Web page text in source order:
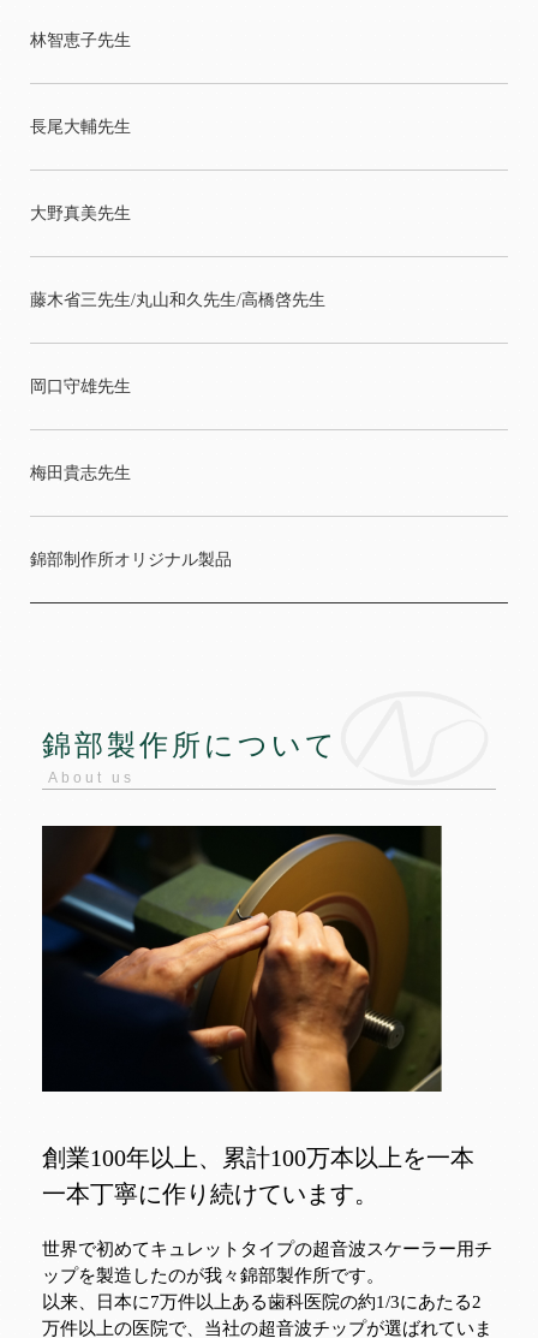
林智恵子先生
長尾大輔先生
大野真美先生
藤木省三先生/丸山和久先生/高橋啓先生
岡口守雄先生
梅田貴志先生
錦部制作所オリジナル製品
錦部製作所について
About us
創業100年以上、累計100万本以上を一本
一本丁寧に作り続けています。
世界で初めてキュレットタイプの超音波スケーラー用チ
ップを製造したのが我々錦部製作所です。
以来、日本に7万件以上ある歯科医院の約1/3にあたる2
万件以上の医院で、当社の超音波チップが選ばれていま